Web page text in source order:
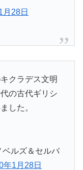
月28日
クラデス文明
の古代ギリシ
した。
ルズ＆セルバ
年1月28日